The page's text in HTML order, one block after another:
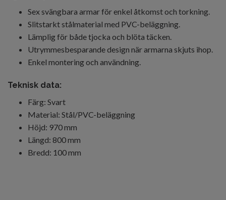
Sex svängbara armar för enkel åtkomst och torkning.
Slitstarkt stålmaterial med PVC-beläggning.
Lämplig för både tjocka och blöta täcken.
Utrymmesbesparande design när armarna skjuts ihop.
Enkel montering och användning.
Teknisk data:
Färg: Svart
Material: Stål/PVC-beläggning
Höjd: 970 mm
Längd: 800 mm
Bredd: 100 mm